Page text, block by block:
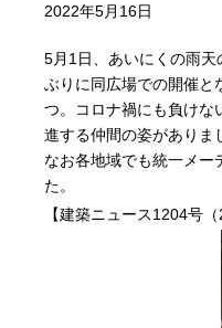
2022年5月16日
5月1日、あいにくの雨
ぶりに同広場での開催と
つ。コロナ禍にも負けな
進する仲間の姿がありま
なお各地域でも統一メー
た。
【建築ニュース1204号